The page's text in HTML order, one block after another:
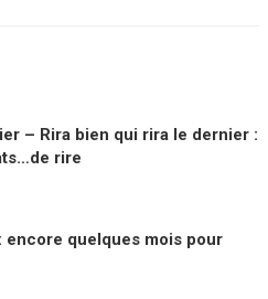
– Rira bien qui rira le dernier :
rire
encore quelques mois pour